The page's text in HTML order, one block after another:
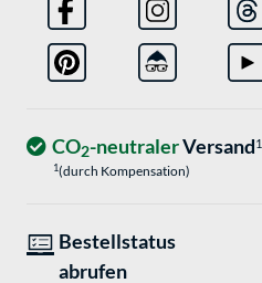
CO2-neutralerVersand1
1(durch Kompensation)
Bestellstatus
abrufen